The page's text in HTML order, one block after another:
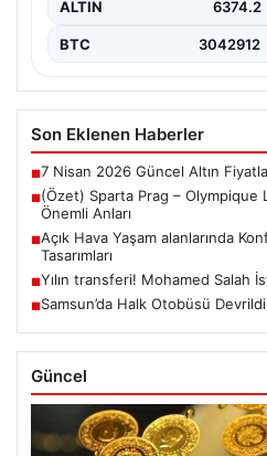
ALTIN 6374.2
BTC 3042912
Son Eklenen Haberler
■7 Nisan 2026 Güncel Altın
■(Özet) Sparta Prag – Olympique
Önemli Anları
■Açık Hava Yaşam alanlarında
Tasarımları
■Yılın transferi! Mohamed Salah
■Samsun’da Halk Otobüsü
Güncel